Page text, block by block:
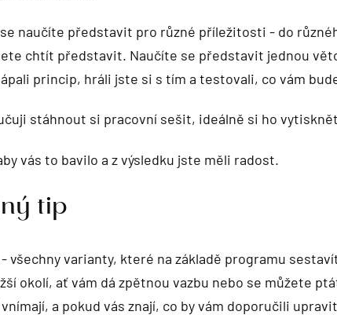
naučíte představit pro různé příležitosti - do
chtít představit. Naučíte se představit jednou
princip, hráli jste si s tím a testovali, co vám
stáhnout si pracovní sešit, ideálně si ho
vás to bavilo a z výsledku jste měli radost.
tip
všechny varianty, které na základě programu
okolí, ať vám dá zpětnou vazbu nebo se můžete
a pokud vás znají, co by vám doporučili